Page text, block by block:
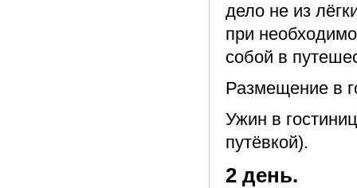
дело не из
при
собой в
Размещение в
Ужин в
путёвкой).
2 день.